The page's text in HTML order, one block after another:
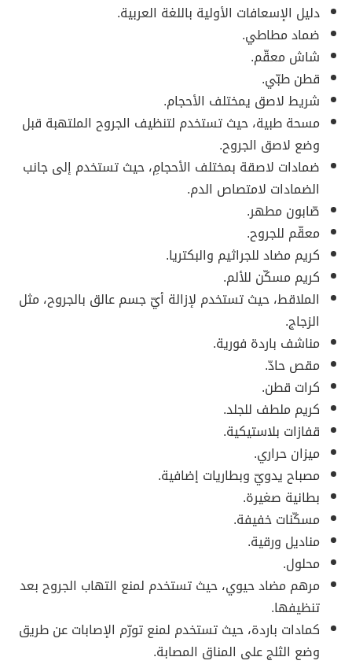
دليل الإسعافات الأولية باللغة العربية.
ضماد مطاطي.
شاش معقّم.
قطن طبّي.
شريط لاصق يمختلف الأحجام.
مسحة طبية، حيث تستخدم لتنظيف الجروح الملتهبة قبل
وضع لاصق الجروح.
ضمادات لاصقة بمختلف الأحجامِ، حيث تستخدم إلى جانب
الضمادات لامتصاص الدم.
صّابون مطهر.
معقّم للجروح.
كريم مضاد للجراثيم والبكتريا.
كريم مسكّن للألم.
الملاقط، حيث تستخدم لإزالة أيّ جسم عالق بالجروح، مثل
الزجاج.
مناشف باردة فورية.
مقص حادّ.
كرات قطن.
كريم ملطف للجلد.
قفازات بلاستيكية.
ميزان حراري.
مصباح يدويّ وبطاريات إضافية.
بطانية صغيرة.
مسكّنات خفيفة.
مناديل ورقية.
محلول.
مرهم مضاد حيوي، حيث تستخدم لمنع التهاب الجروح بعد
تنظيفها.
كمادات باردة، حيث تستخدم لمنع تورّم الإصابات عن طريق
وضع الثلج على المناق المصابة.